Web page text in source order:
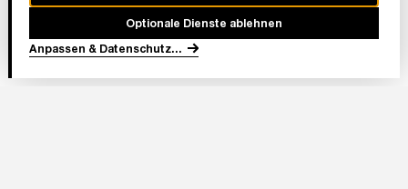
Optionale Dienste ablehnen
Anpassen & Datenschutz...